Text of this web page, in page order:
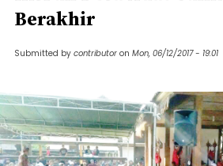
Berakhir
Submitted by contributor on Mon, 06/12/2017 - 19:01